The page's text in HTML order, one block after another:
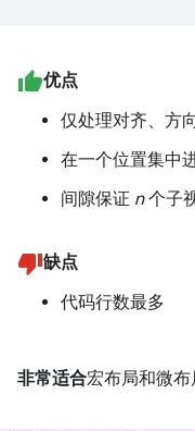
优点
仅处理对齐、方
在一个位置集中
间隙保证 n个子
缺点
代码行数最多
非常适合宏布局和微布